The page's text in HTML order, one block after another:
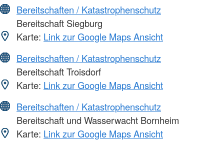
Bereitschaften / Katastrophenschutz
Bereitschaft Siegburg
Karte: Link zur Google Maps Ansicht
Bereitschaften / Katastrophenschutz
Bereitschaft Troisdorf
Karte: Link zur Google Maps Ansicht
Bereitschaften / Katastrophenschutz
Bereitschaft und Wasserwacht Bornheim
Karte: Link zur Google Maps Ansicht